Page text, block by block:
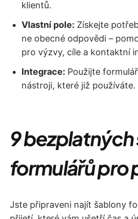
klientů.
Vlastní pole: Získejte
ne obecné odpovědi –
pro výzvy, cíle a kontaktní
Integrace: Použijte
nástroji, které již používáte.
9 bezplatných
formulářů pro
Jste připraveni najít šablony